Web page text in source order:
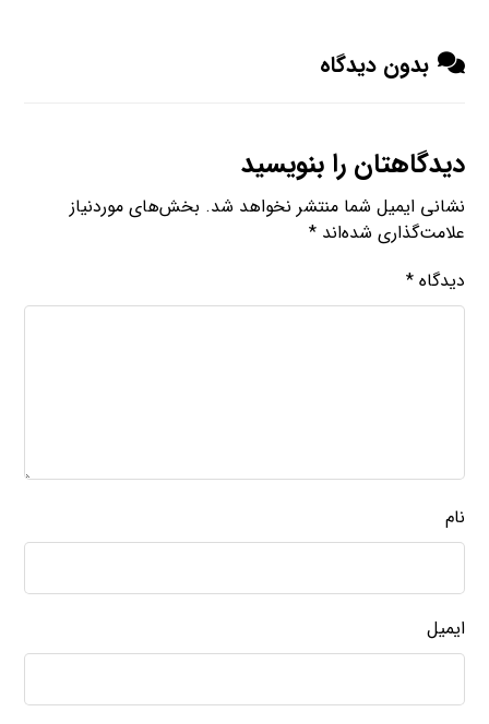
بدون دیدگاه
دیدگاهتان را بنویسید
نشانی ایمیل شما منتشر نخواهد شد. بخش‌های موردنیاز
علامت‌گذاری شده‌اند*
دیدگاه*
نام
ایمیل